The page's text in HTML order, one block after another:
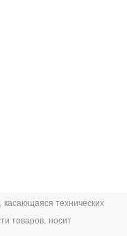
технических
товаров, носит